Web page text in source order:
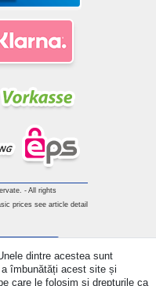
- All rights
prices see article detail
dintre acestea sunt
îmbunătăți acest site și
care le folosim și drepturile ca
here